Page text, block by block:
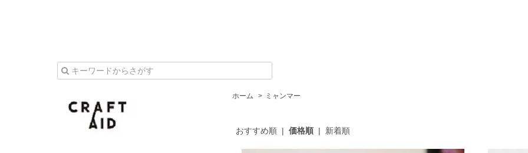
ホーム > ミャンマー
おすすめ順| 価格順| 新着順